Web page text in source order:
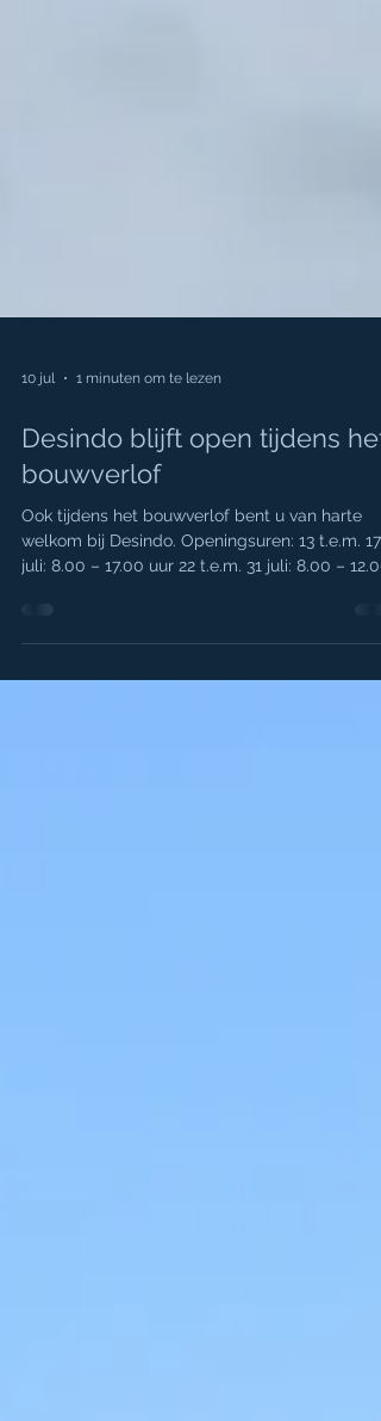
10 jul 1 minuten om te lezen
Desindo blijft open tijdens het
bouwverlof
Ook tijdens het bouwverlof bent u van harte
uur We staan voor u klaar!